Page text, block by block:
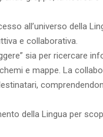
all’universo della
e collaborativa.
sia per ricercare
e mappe. La
della Lingua per